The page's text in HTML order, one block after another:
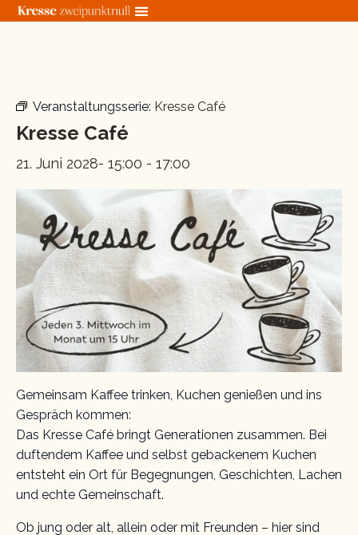
Zum
Veranstaltungsserie: Kresse Café
Kresse Café
21. Juni 2028- 15:00 - 17:00
Gemeinsam Kaffee trinken, Kuchen genießen und ins
Gespräch kommen:
Das Kresse Café bringt Generationen zusammen. Bei
duftendem Kaffee und selbst gebackenem Kuchen
entsteht ein Ort für Begegnungen, Geschichten, Lachen
und echte Gemeinschaft.
Ob jung oder alt, allein oder mit Freunden – hier sind